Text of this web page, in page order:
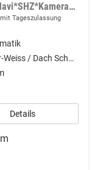
MAX Hybrid 145 6AT Android Auto*Navi*SHZ*Kamera*Totwinkel*Keyless*17"*Klimaauto
Tageszulassung
Polar-Weiss / Dach Schwarz
Details